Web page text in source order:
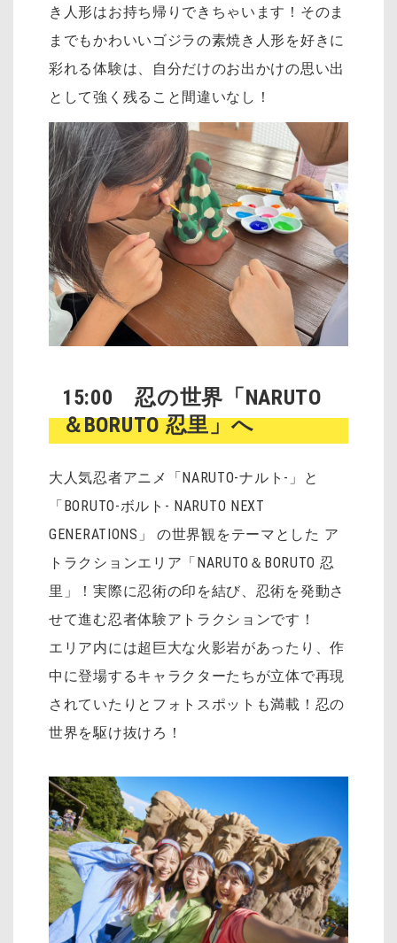
き人形はお持ち帰りできちゃいます！そのま
までもかわいいゴジラの素焼き人形を好きに
彩れる体験は、自分だけのお出かけの思い出
として強く残ること間違いなし！
15:00 忍の世界「NARUTO
＆BORUTO 忍里」へ
大人気忍者アニメ「NARUTO-ナルト-」と
「BORUTO-ボルト- NARUTO NEXT
GENERATIONS」 の世界観をテーマとした ア
トラクションエリア「NARUTO＆BORUTO 忍
里」！実際に忍術の印を結び、忍術を発動さ
せて進む忍者体験アトラクションです！
エリア内には超巨大な火影岩があったり、作
中に登場するキャラクターたちが立体で再現
されていたりとフォトスポットも満載！忍の
世界を駆け抜けろ！